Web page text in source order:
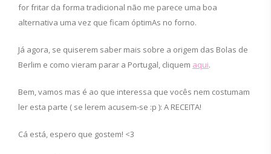
for fritar da forma tradicional não me parece uma boa
alternativa uma vez que ficam óptimAs no forno.
Já agora, se quiserem saber mais sobre a origem das Bolas de
Berlim e como vieram parar a Portugal, cliquem aqui.
Bem, vamos mas é ao que interessa que vocês nem costumam
ler esta parte ( se lerem acusem-se :p ): A RECEITA!
Cá está, espero que gostem! <3